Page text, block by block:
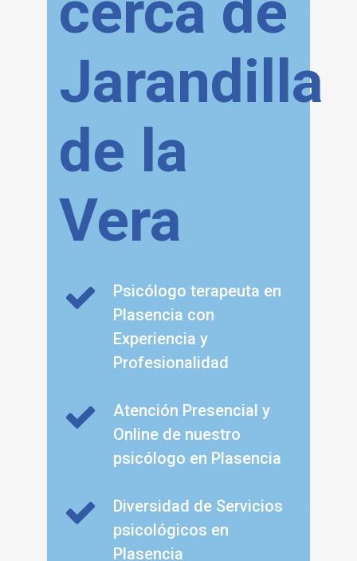
Jarandilla
de la
Vera
Psicólogo terapeuta en
Plasencia con
Experiencia y
Profesionalidad
Atención Presencial y
Online de nuestro
psicólogo en Plasencia
Diversidad de Servicios
psicológicos en
Plasencia